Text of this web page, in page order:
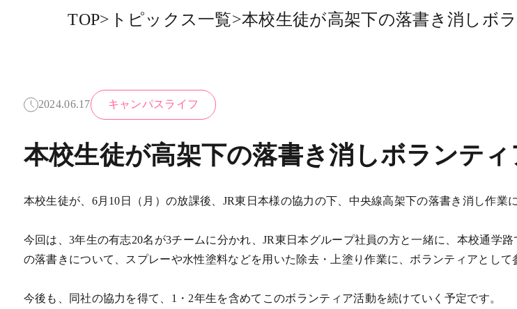
TOP> トピックス一覧>本校生徒が高架下の落書き消しボ
2024.06.17 キャンパスライフ
本校生徒が高架下の落書き消しボランテ
本校生徒が、6月10日（月）の放課後、JR東日本様の協力の下、中央線高架下の落書き消し作業
今回は、3年生の有志20名が3チームに分かれ、JR東日本グループ社員の方と一緒に、本校通学
の落書きについて、スプレーや水性塗料などを用いた除去・上塗り作業に、ボランティアとして
今後も、同社の協力を得て、1・2年生を含めてこのボランティア活動を続けていく予定です。